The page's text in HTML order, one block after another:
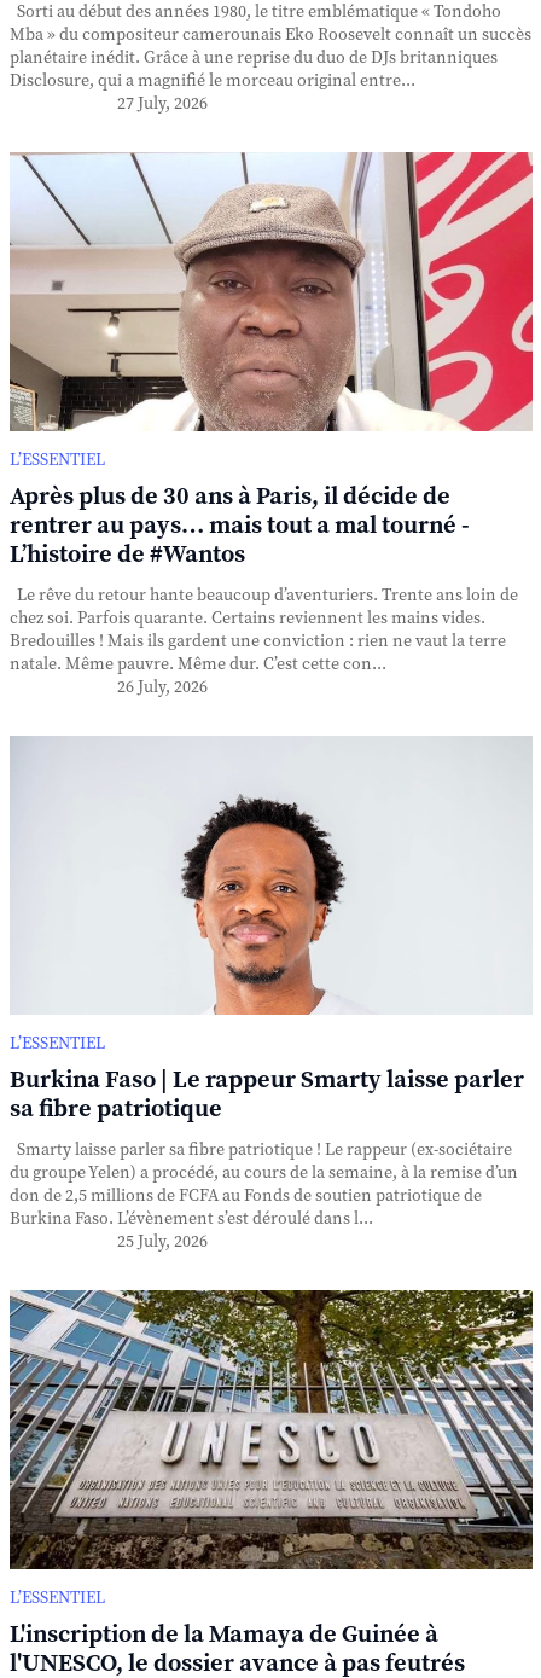
Sorti au début des années 1980, le titre emblématique « Tondoho
Mba » du compositeur camerounais Eko Roosevelt connaît un succès
planétaire inédit. Grâce à une reprise du duo de DJs britanniques
Disclosure, qui a magnifié le morceau original entre...
27 July, 2026
L’ESSENTIEL
Après plus de 30 ans à Paris, il décide de
rentrer au pays… mais tout a mal tourné -
L’histoire de #Wantos
Le rêve du retour hante beaucoup d’aventuriers. Trente ans loin de
chez soi. Parfois quarante. Certains reviennent les mains vides.
Bredouilles ! Mais ils gardent une conviction : rien ne vaut la terre
natale. Même pauvre. Même dur. C’est cette con...
26 July, 2026
L’ESSENTIEL
Burkina Faso | Le rappeur Smarty laisse parler
sa fibre patriotique
Smarty laisse parler sa fibre patriotique ! Le rappeur (ex-sociétaire
du groupe Yelen) a procédé, au cours de la semaine, à la remise d’un
don de 2,5 millions de FCFA au Fonds de soutien patriotique de
Burkina Faso. L’évènement s’est déroulé dans l...
25 July, 2026
L’ESSENTIEL
L'inscription de la Mamaya de Guinée à
l'UNESCO, le dossier avance à pas feutrés